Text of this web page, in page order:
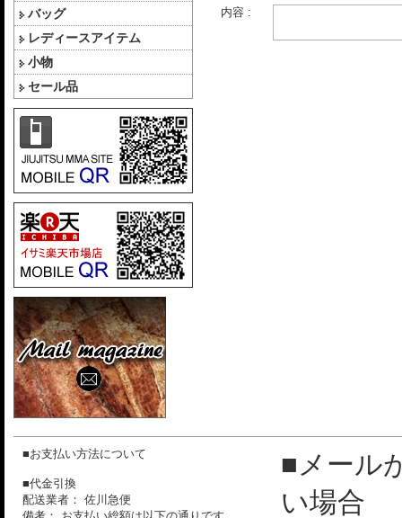
バッグ
レディースアイテム
小物
セール品
内容 :
■お支払い方法について
■代金引換
配送業者： 佐川急便
■メール
い場合